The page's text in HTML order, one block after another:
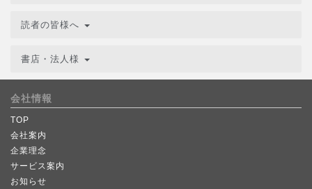
読者の皆様へ
書店・法人様
会社情報
TOP
会社案内
企業理念
サービス案内
お知らせ